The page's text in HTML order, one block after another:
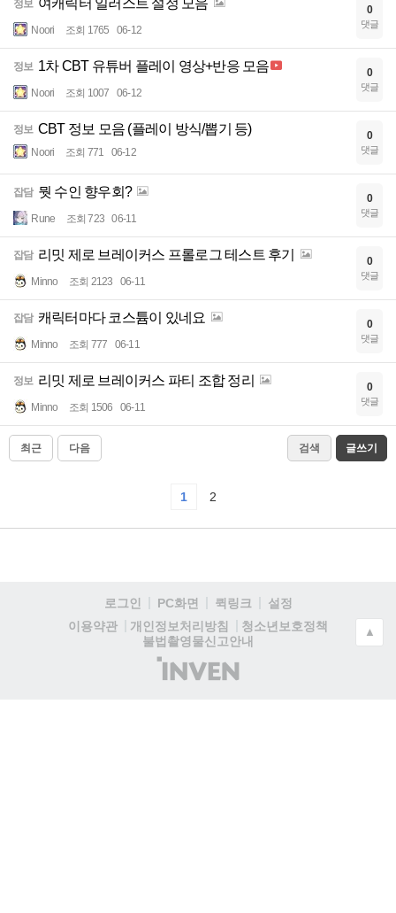
정보 여캐릭터 일러스트 설정 모음
Noori 조회 1765 06-12
0
댓글
정보 1차 CBT 유튜버 플레이 영상+반응 모음
Noori 조회 1007 06-12
0
댓글
정보 CBT 정보 모음 (플레이 방식/뽑기 등)
Noori 조회 771 06-12
0
댓글
잡담 뭣 수인 향우회?
Rune 조회 723 06-11
0
댓글
잡담 리밋 제로 브레이커스 프롤로그 테스트 후기
Minno 조회 2123 06-11
0
댓글
잡담 캐릭터마다 코스튬이 있네요
Minno 조회 777 06-11
0
댓글
정보 리밋 제로 브레이커스 파티 조합 정리
Minno 조회 1506 06-11
0
댓글
최근 다음 검색 글쓰기
1 2
로그인 PC화면 퀵링크
설정
이용약관
개인정보처리방침
청소년보호정책
불법촬영물신고안내
(주)
인
▲